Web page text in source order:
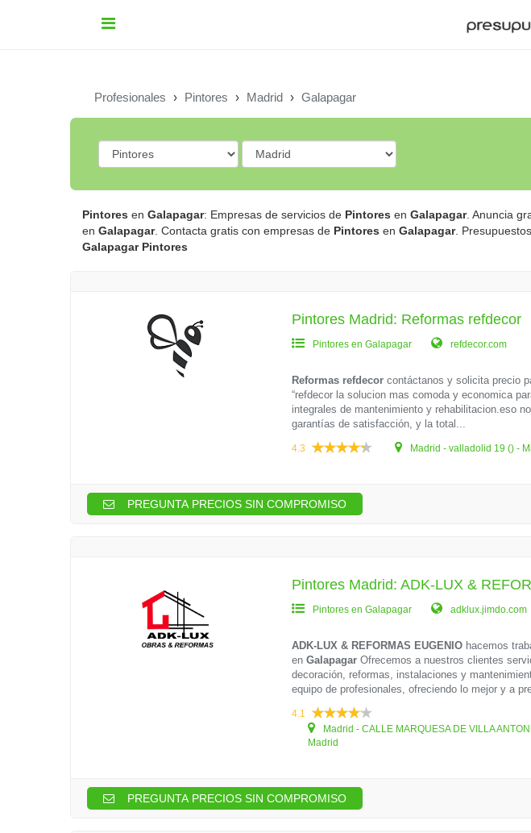
Profesionales › Pintores › Madrid › Galapagar
Pintores en Galapagar: Empresas de servicios de Pintores en Galapagar. Anuncia
en Galapagar. Contacta gratis con empresas de Pintores en Galapagar.
Galapagar Pintores
Pintores Madrid: Reformas refdecor
Pintores en Galapagar refdecor.com
Reformas refdecor contáctanos y solicita precio
“refdecor la solucion mas comoda y economica
integrales de mantenimiento y rehabilitacion.eso
garantías de satisfacción, y la total...
4.3 Madrid - valladolid 19 () -
PREGUNTA PRECIOS SIN COMPROMISO
Pintores Madrid: ADK-LUX &
Pintores en Galapagar adklux.jimdo.com
ADK-LUX & REFORMAS EUGENIO hacemos
enGalapagar Ofrecemos a nuestros clientes
decoración, reformas, instalaciones y
equipo de profesionales, ofreciendo lo mejor y a
4.1
Madrid - CALLE MARQUESA DE VILLA
Madrid
PREGUNTA PRECIOS SIN COMPROMISO